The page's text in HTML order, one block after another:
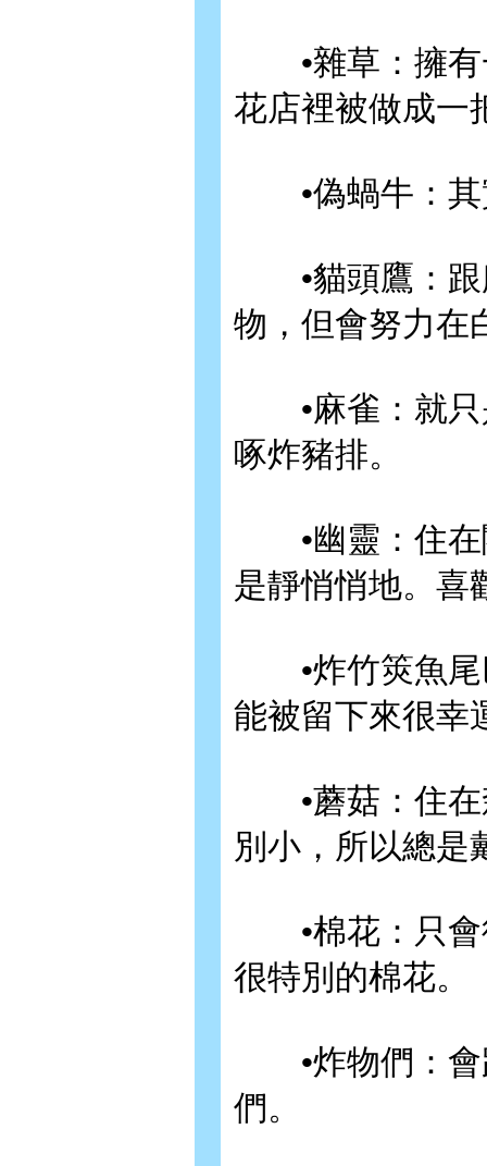
•雜草：擁有
花店裡被做成一
•偽蝸牛：其
•貓頭鷹：跟
物，但會努力在
•麻雀：就只
啄炸豬排。
•幽靈：住在
是靜悄悄地。喜
•炸竹筴魚尾
能被留下來很幸
•蘑菇：住在
別小，所以總是
•棉花：只會
很特別的棉花。
•炸物們：會
們。